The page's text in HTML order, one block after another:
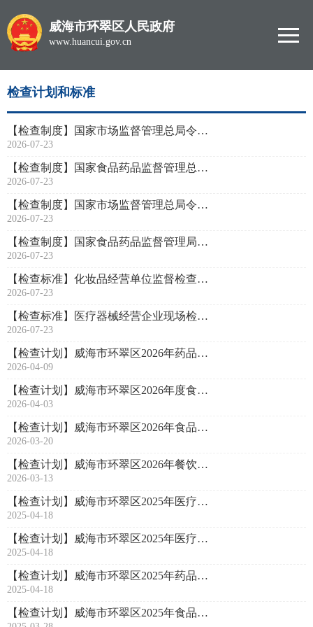
威海市环翠区人民政府
www.huancui.gov.cn
检查计划和标准
【检查制度】国家市场监督管理总局令（第49号）《食品生产经营监督检查管理办法》
2026-07-23
【检查制度】国家食品药品监督管理总局令(第18号)《医疗器械使用质量监督管理办法》
2026-07-23
​【检查制度】国家市场监督管理总局令（第46号）《化妆品生产经营监督管理办法》
2026-07-23
【检查制度】国家食品药品监督管理局令（第26号)《药品流通监督管理办法》
2026-07-23
【检查标准】化妆品经营单位监督检查标准
2026-07-23
【检查标准】医疗器械经营企业现场检查标准
2026-07-23
【检查计划】威海市环翠区2026年药品医疗器械化妆品监督检查计划
2026-04-09
【检查计划】威海市环翠区2026年度食品流通环节工作要点及行政检查计划
2026-04-03
【检查计划】威海市环翠区2026年食品生产环节日常监督检查计划
2026-03-20
【检查计划】威海市环翠区2026年餐饮服务食品安全监管工作计划
2026-03-13
【检查计划】威海市环翠区2025年医疗器械经营企业监督检查方案
2025-04-18
【检查计划】威海市环翠区2025年医疗器械使用单位监督检查计划
2025-04-18
【检查计划】威海市环翠区​2025年药品化妆品监督检查计划
2025-04-18
【检查计划】威海市环翠区2025年食品流通环节工作要点及行政检查计划